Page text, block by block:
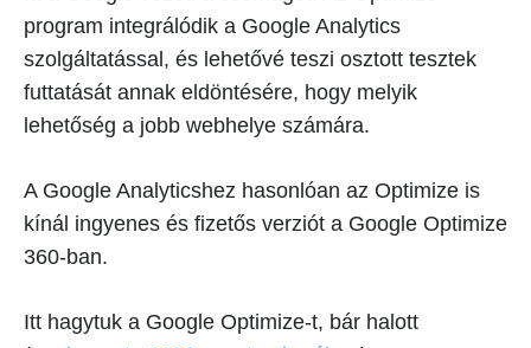
program integrálódik a Google Analytics
szolgáltatással, és lehetővé teszi osztott tesztek
futtatását annak eldöntésére, hogy melyik
lehetőség a jobb webhelye számára.
A Google Analyticshez hasonlóan az Optimize is
kínál ingyenes és fizetős verziót a Google Optimize
360-ban.
Itt hagytuk a Google Optimize-t, bár halott